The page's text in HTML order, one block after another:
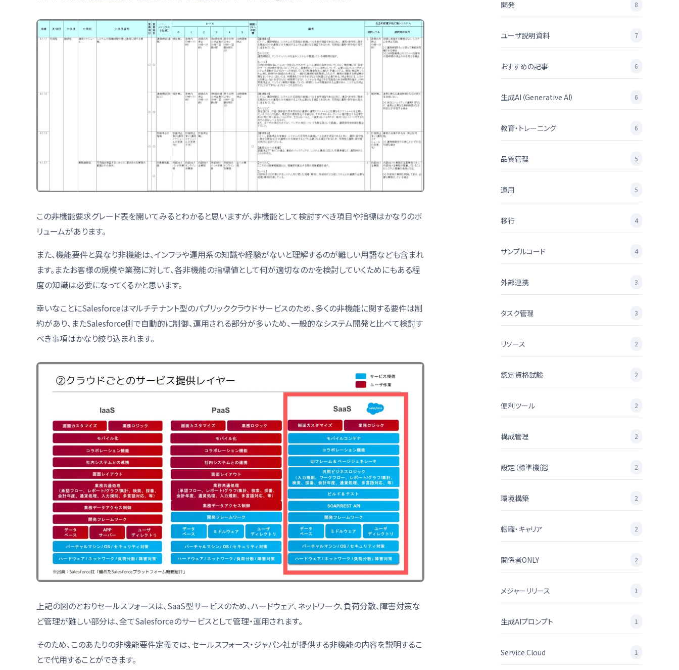
この非機能要求グレード表を開いてみるとわかると思いますが、非機能として検討すべき項目や指標はかなりのボ
リュームがあります。
また、機能要件と異なり非機能は、インフラや運用系の知識や経験がないと理解するのが難しい用語なども含まれ
ます。またお客様の規模や業務に対して、各非機能の指標値として何が適切なのかを検討していくためにもある程
度の知識は必要になってくるかと思います。
幸いなことにSalesforceはマルチテナント型のパブリッククラウドサービスのため、多くの非機能に関する要件は制
約があり、またSalesforce側で自動的に制御、運用される部分が多いため、一般的なシステム開発と比べて検討す
べき事項はかなり絞り込まれます。
上記の図のとおりセールスフォースは、SaaS型サービスのため、ハードウェア、ネットワーク、負荷分散、障害対策な
ど管理が難しい部分は、全てSalesforceのサービスとして管理・運用されます。
そのため、このあたりの非機能要件定義では、セールスフォース・ジャパン社が提供する非機能の内容を説明するこ
とで代用することができます。
開発 8
ユーザ説明資料 7
おすすめの記事 6
生成AI（Generative AI） 6
教育・トレーニング 6
品質管理 5
運用 5
移行 4
サンプルコード 4
外部連携 3
タスク管理 3
リソース 2
認定資格試験 2
便利ツール 2
構成管理 2
設定（標準機能） 2
環境構築 2
転職・キャリア 2
関係者ONLY 2
メジャーリリース 1
生成AIプロンプト 1
Service Cloud 1